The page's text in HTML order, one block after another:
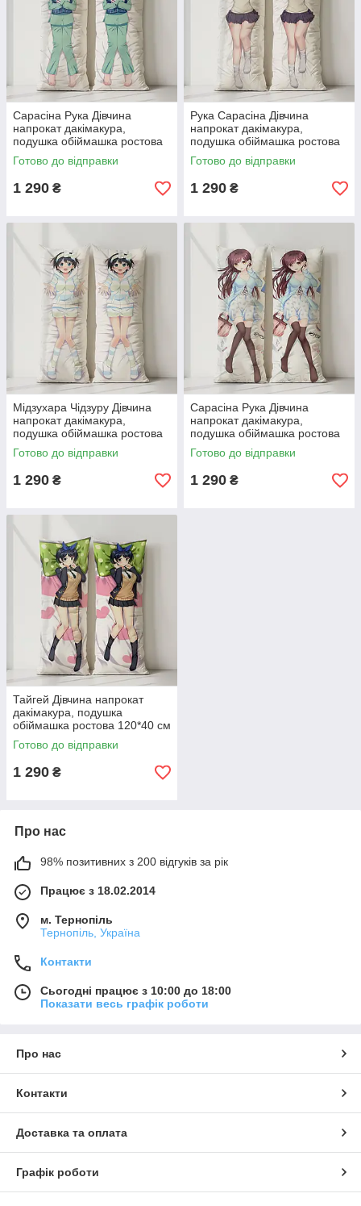
Сарасіна Рука Дівчина
напрокат дакімакура,
подушка обіймашка ростова
120*40 см
Готово до відправки
1 290 ₴
Рука Сарасіна Дівчина
напрокат дакімакура,
подушка обіймашка ростова
120*40 см
Готово до відправки
1 290 ₴
Мідзухара Чідзуру Дівчина
напрокат дакімакура,
подушка обіймашка ростова
120*40 см
Готово до відправки
1 290 ₴
Сарасіна Рука Дівчина
напрокат дакімакура,
подушка обіймашка ростова
120*40 см
Готово до відправки
1 290 ₴
Тайгей Дівчина напрокат
дакімакура, подушка
обіймашка ростова 120*40 см
Готово до відправки
1 290 ₴
Про нас
98% позитивних з 200 відгуків за рік
Працює з 18.02.2014
м. Тернопіль
Тернопіль, Україна
Контакти
Сьогодні працює з 10:00 до 18:00
Показати весь графік роботи
Про нас
Контакти
Доставка та оплата
Графік роботи